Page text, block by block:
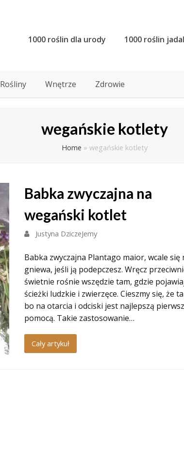
1000 roślin dla urody 1000 roślin
Rośliny Wnętrze Zdrowie
wegańskie kotlety
Home » wegańskie kotlety
Babka zwyczajna na
wegański kotlet
Justyna DziczeJemy
Babka zwyczajna Plantago maior, wcale się
gniewa, jeśli ją podepczesz. Wręcz
świetnie rośnie wszędzie tam, gdzie
ścieżki ludzkie i zwierzęce. Cieszmy się, że
bo na otarcia i odciski jest najlepszą
pomocą. Takie zastosowanie…
Cały artykuł